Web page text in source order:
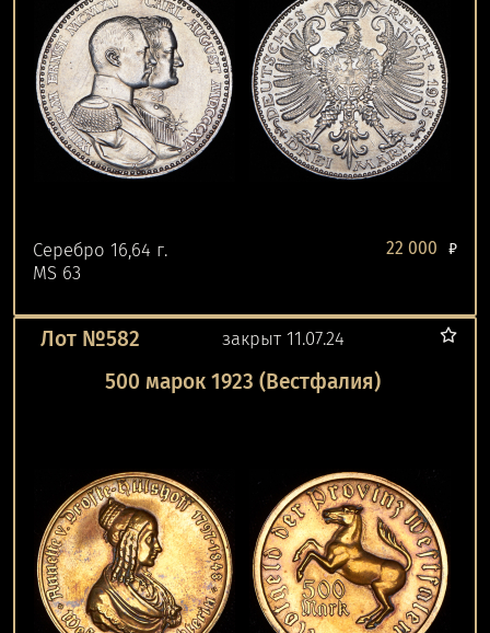
Серебро 16,64 г.
MS 63
22 000 ₽
Лот №582 закрыт 11.07.24
500 марок 1923 (Вестфалия)